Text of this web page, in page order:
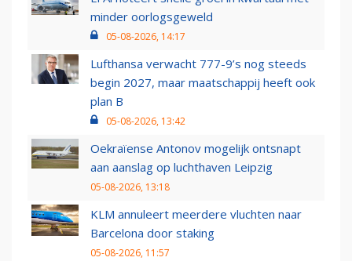
minder oorlogsgeweld
05-08-2026, 14:17
Lufthansa verwacht 777-9’s nog steeds
begin 2027, maar maatschappij heeft ook
plan B
05-08-2026, 13:42
Oekraïense Antonov mogelijk ontsnapt
aan aanslag op luchthaven Leipzig
05-08-2026, 13:18
KLM annuleert meerdere vluchten naar
Barcelona door staking
05-08-2026, 11:57